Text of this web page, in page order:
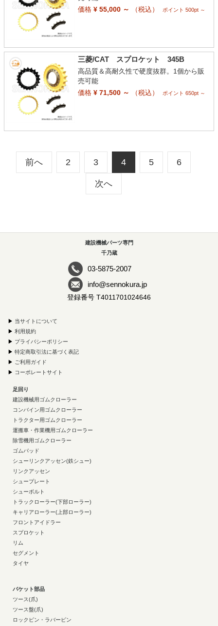
価格¥ 55,000 ～ （税込） ポイント 500pt ～
三菱/CAT スプロケット 345B
高品質＆高耐久性で硬度抜群。1個から販
売可能
価格¥ 71,500 ～ （税込） ポイント 650pt ～
前へ 2 3 4 5 6
次へ
建設機械パーツ専門
千乃蔵
03-5875-2007
info@sennokura.jp
登録番号 T4011701024646
▶ 当サイトについて
▶ 利用規約
▶ プライバシーポリシー
▶ 特定商取引法に基づく表記
▶ ご利用ガイド
▶ コーポレートサイト
足回り
建設機械用ゴムクローラー
コンバイン用ゴムクローラー
トラクター用ゴムクローラー
運搬車・作業機用ゴムクローラー
除雪機用ゴムクローラー
ゴムパッド
シューリンクアッセン(鉄シュー)
リンクアッセン
シュープレート
シューボルト
トラックローラー(下部ローラー)
キャリアローラー(上部ローラー)
フロントアイドラー
スプロケット
リム
セグメント
タイヤ
バケット部品
ツース(爪)
ツース盤(爪)
ロックピン・ラバーピン